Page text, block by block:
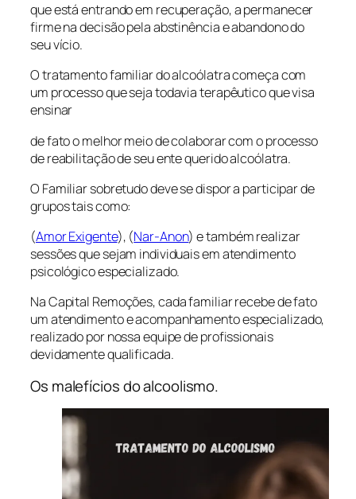
que está entrando em recuperação, a permanecer
firme na decisão pela abstinência e abandono do
seu vício.
O tratamento familiar do alcoólatra começa com
um processo que seja todavia terapêutico que visa
ensinar
de fato o melhor meio de colaborar com o processo
de reabilitação de seu ente querido alcoólatra.
O Familiar sobretudo deve se dispor a participar de
grupos tais como:
(Amor Exigente), (Nar-Anon) e também realizar
sessões que sejam individuais em atendimento
psicológico especializado.
Na Capital Remoções, cada familiar recebe de fato
um atendimento e acompanhamento especializado,
realizado por nossa equipe de profissionais
devidamente qualificada.
Os malefícios do alcoolismo.